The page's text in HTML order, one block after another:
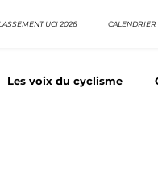
UCI 2026 CALENDRIER
Les voix du cyclisme